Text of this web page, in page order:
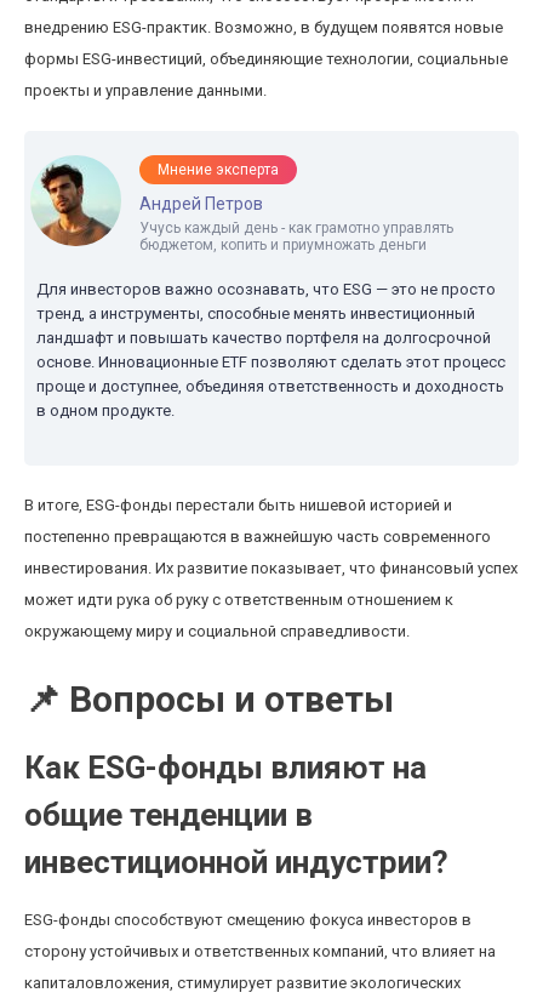
внедрению ESG-практик. Возможно, в будущем появятся новые
формы ESG-инвестиций, объединяющие технологии, социальные
проекты и управление данными.
Мнение эксперта
Андрей Петров
Учусь каждый день - как грамотно управлять
бюджетом, копить и приумножать деньги
Для инвесторов важно осознавать, что ESG — это не просто
тренд, а инструменты, способные менять инвестиционный
ландшафт и повышать качество портфеля на долгосрочной
основе. Инновационные ETF позволяют сделать этот процесс
проще и доступнее, объединяя ответственность и доходность
в одном продукте.
В итоге, ESG-фонды перестали быть нишевой историей и
постепенно превращаются в важнейшую часть современного
инвестирования. Их развитие показывает, что финансовый успех
может идти рука об руку с ответственным отношением к
окружающему миру и социальной справедливости.
📌 Вопросы и ответы
Как ESG-фонды влияют на
общие тенденции в
инвестиционной индустрии?
ESG-фонды способствуют смещению фокуса инвесторов в
сторону устойчивых и ответственных компаний, что влияет на
капиталовложения, стимулирует развитие экологических